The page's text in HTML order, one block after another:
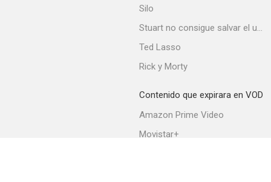
Silo
Stuart no consigue salvar el universo
Ted Lasso
Rick y Morty
Contenido que expirara en VOD
Amazon Prime Video
Movistar+